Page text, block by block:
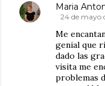
Maria
24 de mayo
Me
genial que
dado las
visita me
problemas